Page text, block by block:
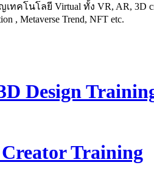
ทคโนโลยี Virtual ทั้ง VR, AR, 3D
, Metaverse Trend, NFT etc.
Design
Creator Training